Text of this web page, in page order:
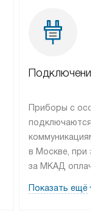
Подключение
Приборы с
подключаются к
коммуникациям
в Москве, при
за МКАД
партнера
Показать ещё